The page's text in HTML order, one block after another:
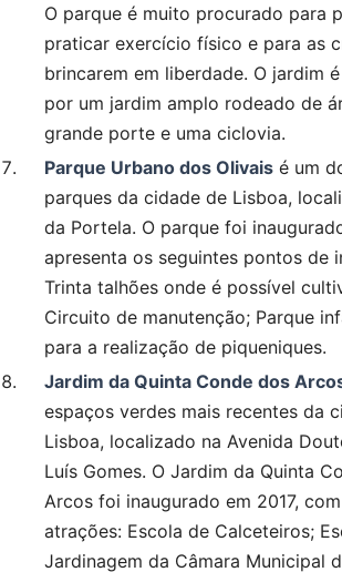
O parque é muito procurado para
praticar exercício físico e para as
brincarem em liberdade. O jardim
por um jardim amplo rodeado de
grande porte e uma ciclovia.
Parque Urbano dos Olivais é um
parques da cidade de Lisboa,
da Portela. O parque foi
apresenta os seguintes pontos de
Trinta talhões onde é possível
Circuito de manutenção; Parque
para a realização de piqueniques.
Jardim da Quinta Conde dos
espaços verdes mais recentes da
Lisboa, localizado na Avenida
Luís Gomes. O Jardim da Quinta
Arcos foi inaugurado em 2017,
atrações: Escola de Calceteiros;
Jardinagem da Câmara Municipal